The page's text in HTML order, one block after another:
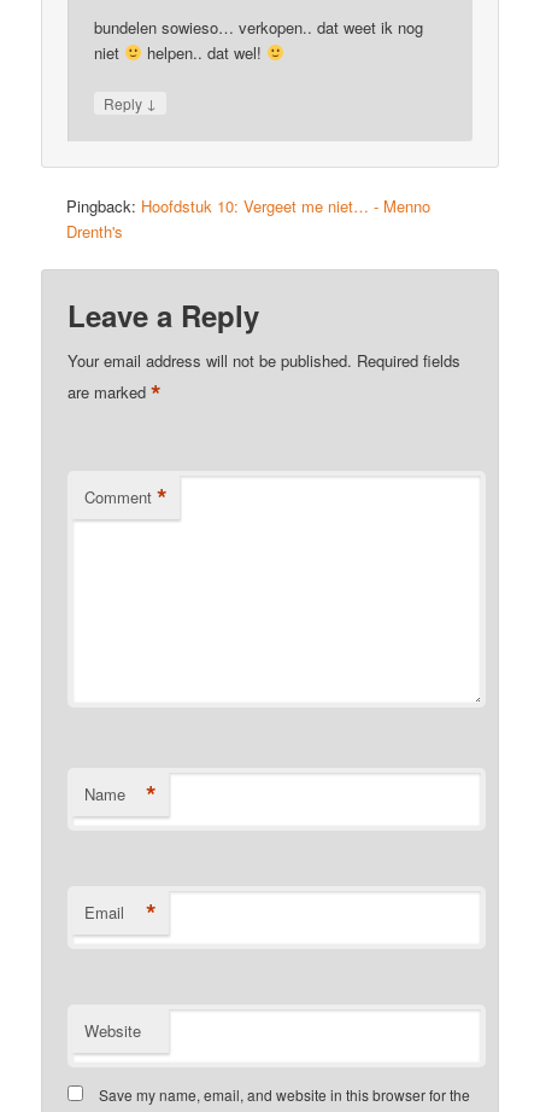
bundelen sowieso… verkopen.. dat weet ik nog
niet
helpen.. dat wel!
Reply ↓
Pingback: Hoofdstuk 10: Vergeet me niet… - Menno
Drenth's
Leave a Reply
Your email address will not be published. Required fields
are marked*
Comment *
Name *
Email *
Website
Save my name, email, and website in this browser for the